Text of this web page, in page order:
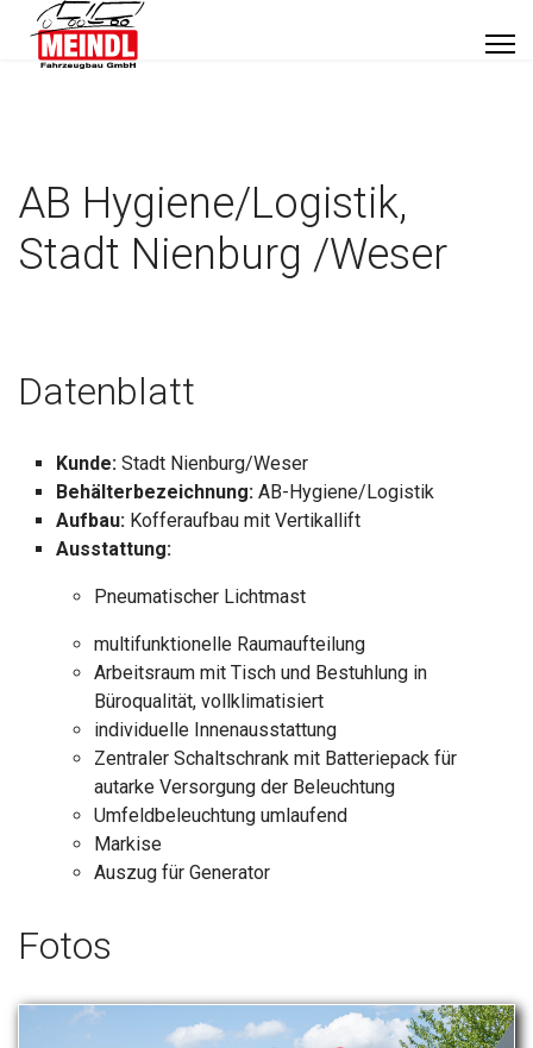
AB Hygiene/Logistik,
Stadt Nienburg /Weser
Datenblatt
Kunde: Stadt Nienburg/Weser
Behälterbezeichnung: AB-Hygiene/Logistik
Aufbau: Kofferaufbau mit Vertikallift
Ausstattung:
Pneumatischer Lichtmast
multifunktionelle Raumaufteilung
Arbeitsraum mit Tisch und Bestuhlung in
Büroqualität, vollklimatisiert
individuelle Innenausstattung
Zentraler Schaltschrank mit Batteriepack für
autarke Versorgung der Beleuchtung
Umfeldbeleuchtung umlaufend
Markise
Auszug für Generator
Fotos